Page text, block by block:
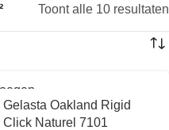
Toont alle 10 resultaten
Gelasta Oakland Rigid
Click Naturel 7101